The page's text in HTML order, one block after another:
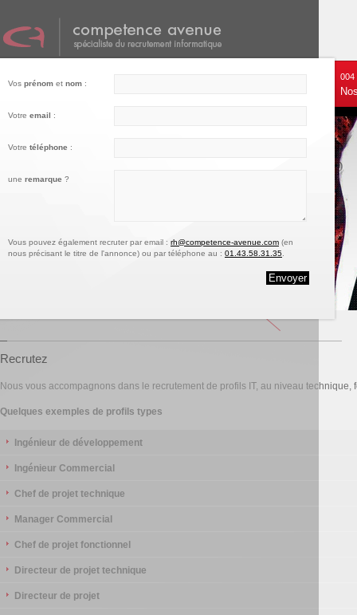
004
Recrutez
Nous vous accompagnons dans le recrutement de profils IT, au niveau technique,
Quelques exemples de profils types
Ingénieur de développement
Ingénieur Commercial
Chef de projet technique
Manager Commercial
Chef de projet fonctionnel
Directeur de projet technique
Directeur de projet
Vos prénom et nom :
Votre email :
Votre téléphone :
une remarque ?
Vous pouvez également recruter par email : rh@competence-avenue.com (en
nous précisant le titre de l'annonce) ou par téléphone au : 01.43.58.31.35